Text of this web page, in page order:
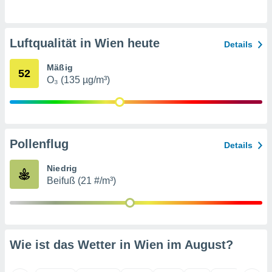
um
dieser
Adressen
Einige
eines
dies zu
Luftqualität in Wien heute Details
52 Mäßig
O₃ (135 µg/m³)
Pollenflug Details
Niedrig
Beifuß (21 #/m³)
Wie ist das Wetter in Wien im August?